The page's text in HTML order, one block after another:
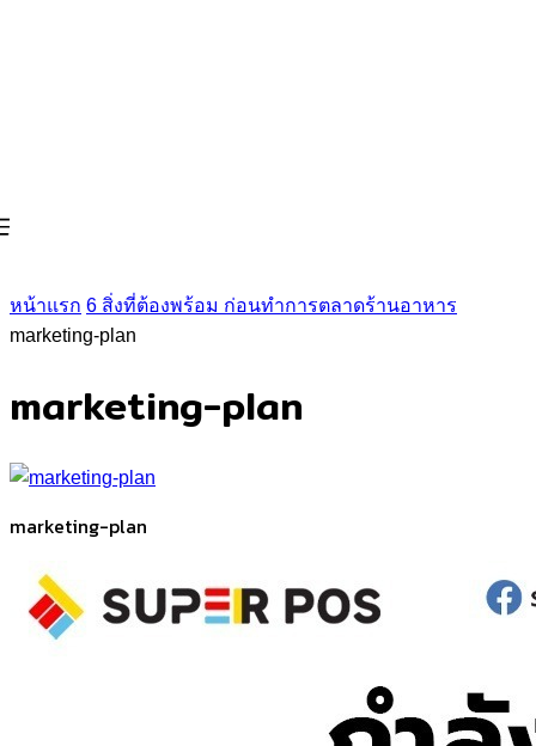
หน้าแรก 6 สิ่งที่ต้องพร้อม ก่อนทำการตลาดร้านอาหาร
marketing-plan
marketing-plan
marketing-plan